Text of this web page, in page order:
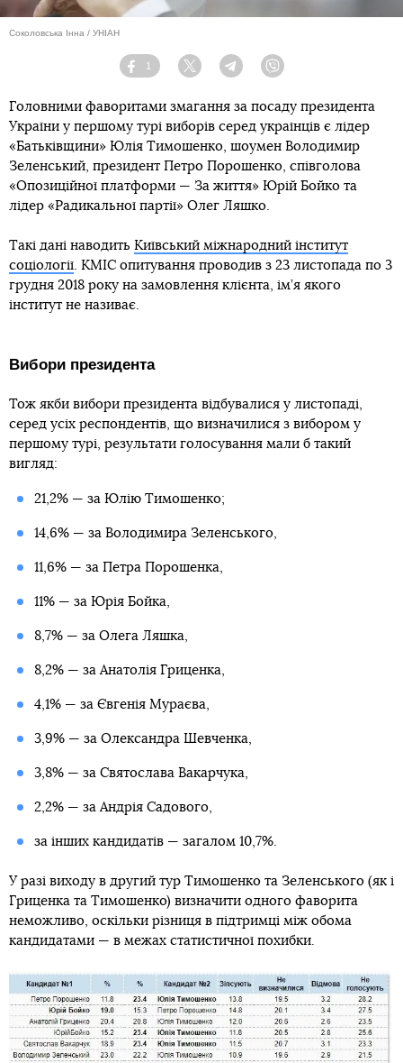
Соколовська Інна / УНІАН
Facebook
1
Twitter TelegramViber
Головними фаворитами змагання за посаду президента
України у першому турі виборів серед українців є лідер
«Батьківщини» Юлія Тимошенко, шоумен Володимир
Зеленський, президент Петро Порошенко, співголова
«Опозиційної платформи — За життя» Юрій Бойко та
лідер «Радикальної партії» Олег Ляшко.
Такі дані наводить Київський міжнародний інститут
соціології. КМІС опитування проводив з 23 листопада по 3
грудня 2018 року на замовлення клієнта, ім’я якого
інститут не називає.
Вибори президента
Тож якби вибори президента відбувалися у листопаді,
серед усіх респондентів, що визначилися з вибором у
першому турі, результати голосування мали б такий
вигляд:
21,2% — за Юлію Тимошенко;
14,6% — за Володимира Зеленського,
11,6% — за Петра Порошенка,
11% — за Юрія Бойка,
8,7% — за Олега Ляшка,
8,2% — за Анатолія Гриценка,
4,1% — за Євгенія Мураєва,
3,9% — за Олександра Шевченка,
3,8% — за Святослава Вакарчука,
2,2% — за Андрія Садового,
за інших кандидатів — загалом 10,7%.
У разі виходу в другий тур Тимошенко та Зеленського (як і
Гриценка та Тимошенко) визначити одного фаворита
неможливо, оскільки різниця в підтримці між обома
кандидатами — в межах статистичної похибки.